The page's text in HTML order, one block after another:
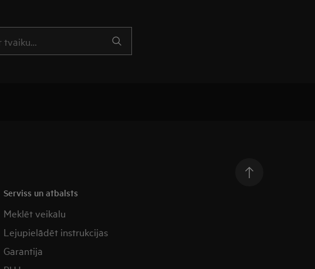
Serviss un atbalsts
Meklēt veikalu
Lejupielādēt instrukcijas
Garantija